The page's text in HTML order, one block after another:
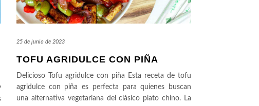
25 de junio de 2023
TOFU AGRIDULCE CON PIÑA
Delicioso Tofu agridulce con piña Esta receta de tofu
agridulce con piña es perfecta para quienes buscan
una alternativa vegetariana del clásico plato chino. La